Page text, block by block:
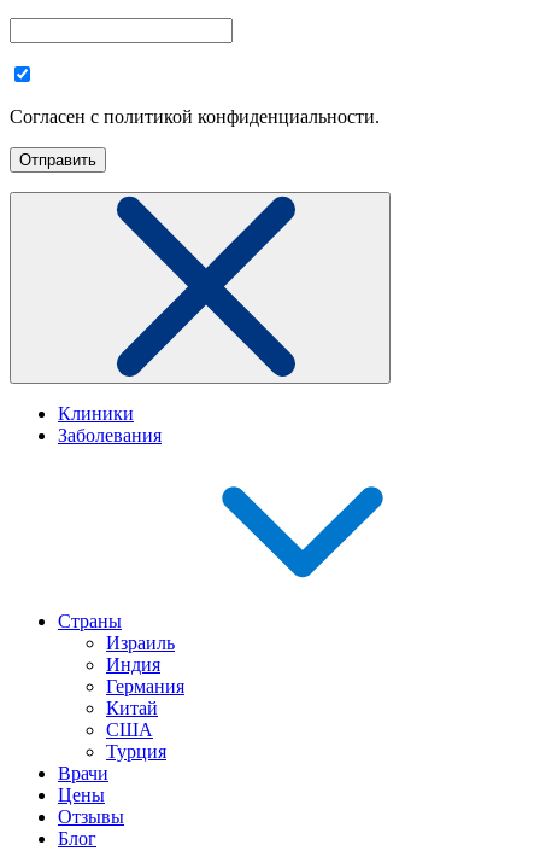
Согласен с политикой конфиденциальности.
Клиники
Заболевания
Страны
Израиль
Индия
Германия
Китай
США
Турция
Врачи
Цены
Отзывы
Блог